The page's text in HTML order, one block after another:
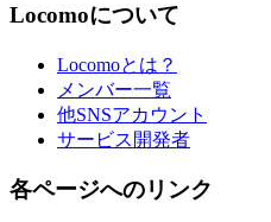
Locomoについて
Locomoとは？
メンバー一覧
他SNSアカウント
サービス開発者
各ページへのリンク